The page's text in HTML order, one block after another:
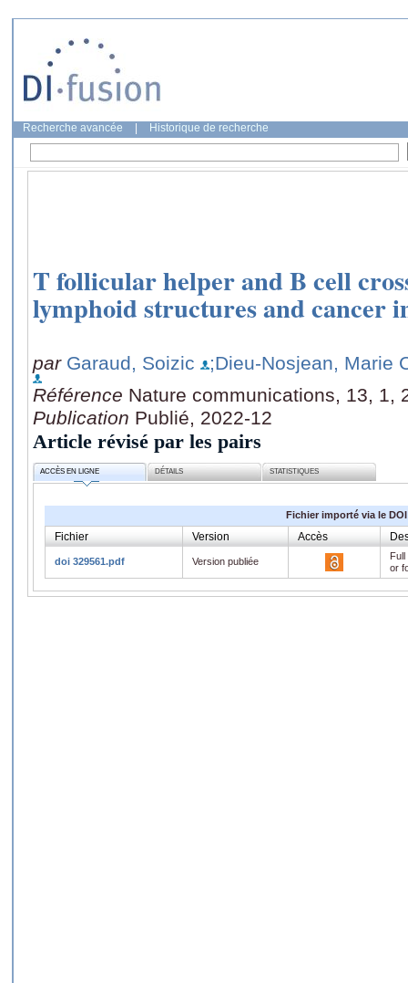
Recherche avancée Historique de recherche
T follicular helper and B cell
lymphoid structures and cancer
par Garaud, Soizic
;Dieu-Nosjean, Marie
Référence Nature communications, 13, 1,
Publication Publié, 2022-12
Article révisé par les pairs
ACCÈS EN LIGNE DÉTAILS STATISTIQUES
Fichier importé via le DOI
Fichier Version Accès
doi 329561.pdf Version publiée
or